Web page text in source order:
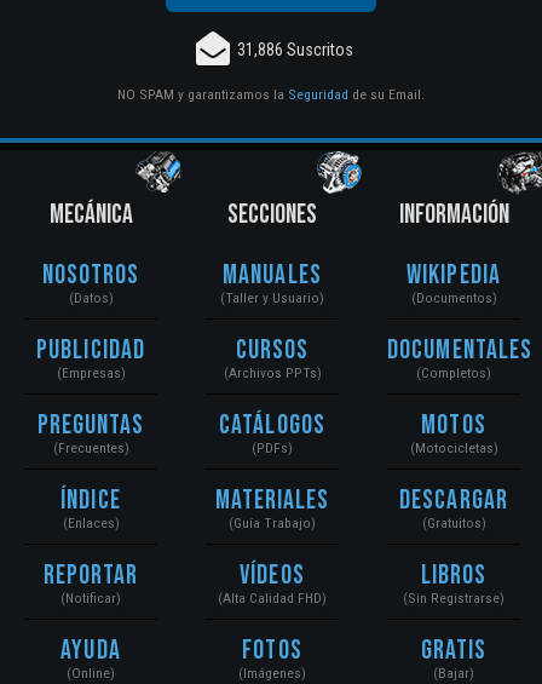
31,886 Suscritos
NO SPAM y garantizamos la Seguridad de su Email.
MECÁNICA
Nosotros
(Datos)
Publicidad
(Empresas)
Preguntas
(Frecuentes)
Índice
(Enlaces)
Reportar
(Notificar)
Ayuda
(Online)
SECCIONES
Manuales
(Taller y Usuario)
Cursos
(Archivos PPTs)
Catálogos
(PDFs)
Materiales
(Guía Trabajo)
Vídeos
(Alta Calidad FHD)
Fotos
(Imágenes)
INFORMACIÓN
Wikipedia
(Documentos)
Documentales
(Completos)
Motos
(Motocicletas)
Descargar
(Gratuitos)
Libros
(Sin Registrarse)
Gratis
(Bajar)